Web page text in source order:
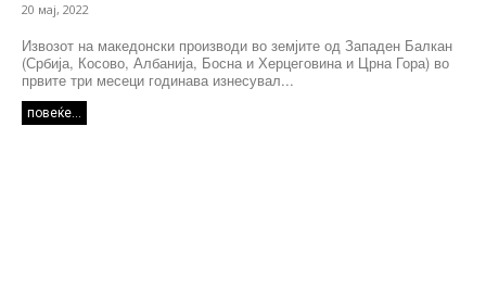
20 мај, 2022
Извозот на македонски производи во земјите од Западен Балкан
(Србија, Косово, Албанија, Босна и Херцеговина и Црна Гора) во
првите три месеци годинава изнесувал...
повеќе...